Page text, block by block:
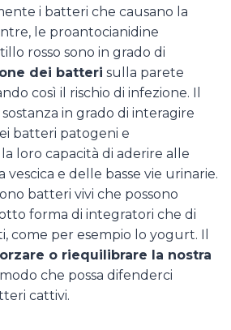
i batteri che causano la
le proantocianidine
rosso sono in grado di
dei batteri sulla parete
così il rischio di infezione. Il
in grado di interagire
batteri patogeni e
loro capacità di aderire alle
e delle basse vie urinarie.
batteri vivi che possono
forma di integratori che di
come per esempio lo yogurt. Il
o riequilibrare la nostra
che possa difenderci
cattivi.